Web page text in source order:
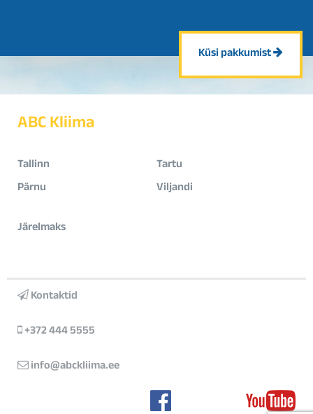
Küsi pakkumist
ABC Kliima
Tallinn
Tartu
Pärnu
Viljandi
Järelmaks
Kontaktid
+372 444 5555
info@abckliima.ee